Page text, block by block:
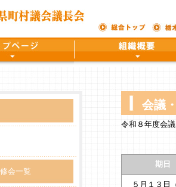
会一覧
会議
令和８年度会
期日
５月１３日